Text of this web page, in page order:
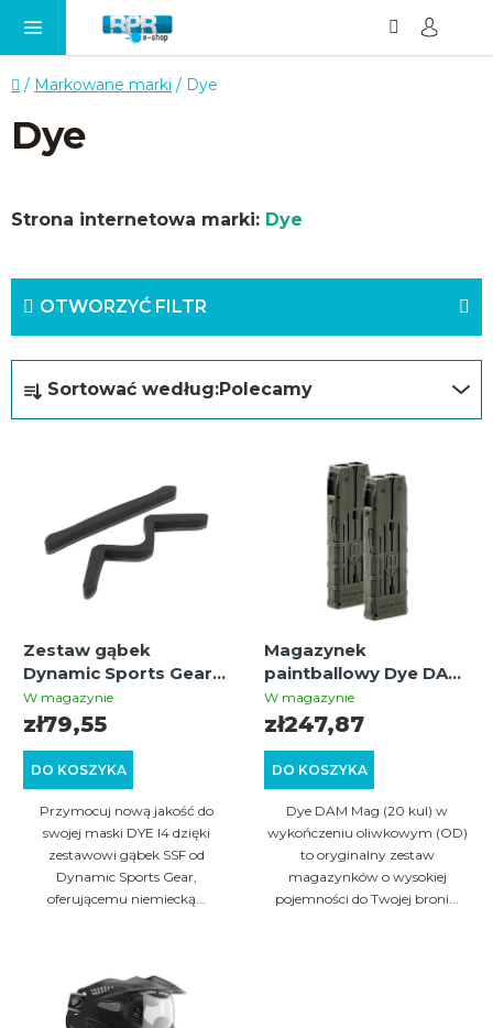
Home
/ Markowane marki / Dye
Dye
Strona internetowa marki: Dye
OTWORZYĆ FILTR
o
e
p
o
Sortować według:Polecamy
o
d
Zestaw gąbek
Dynamic Sports Gear
SSF do masek DYE I4 –
trójwarstwowa
komfortowa
wyściółka dla łatwej
instalacji i trwałości
W magazynie
DO KOSZYKA
zł79,55
Przymocuj nową jakość do
swojej maski DYE I4 dzięki
zestawowi gąbek SSF od
Dynamic Sports Gear,
oferującemu niemiecką...
Magazynek
paintballowy Dye DAM
Mag / 20 kul, OD (2
szt.)
W magazynie
DO KOSZYKA
zł247,87
Dye DAM Mag (20 kul) w
wykończeniu oliwkowym (OD)
to oryginalny zestaw
magazynków o wysokiej
pojemności do Twojej broni...